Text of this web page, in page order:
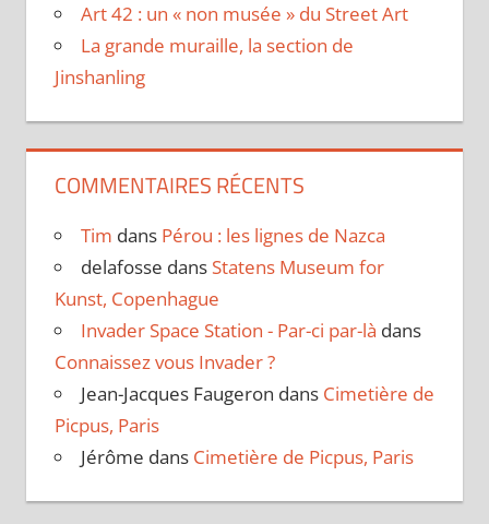
Art 42 : un « non musée » du Street Art
La grande muraille, la section de
Jinshanling
COMMENTAIRES RÉCENTS
Tim dans Pérou : les lignes de Nazca
delafosse dans Statens Museum for
Kunst, Copenhague
Invader Space Station - Par-ci par-là dans
Connaissez vous Invader ?
Jean-Jacques Faugeron dans Cimetière de
Picpus, Paris
Jérôme dans Cimetière de Picpus, Paris